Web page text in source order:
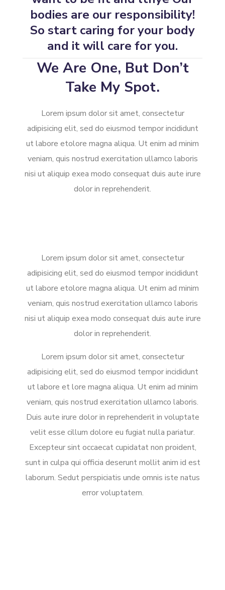
bodies are our responsibility!
So start caring for your body
and it will care for you.
We Are One, But Don’t
Take My Spot.
Lorem ipsum dolor sit amet, consectetur
adipisicing elit, sed do eiusmod tempor incididunt
ut labore etolore magna aliqua. Ut enim ad minim
veniam, quis nostrud exercitation ullamco laboris
nisi ut aliquip exea modo consequat duis aute irure
dolor in reprehenderit.
Lorem ipsum dolor sit amet, consectetur
adipisicing elit, sed do eiusmod tempor incididunt
ut labore etolore magna aliqua. Ut enim ad minim
veniam, quis nostrud exercitation ullamco laboris
nisi ut aliquip exea modo consequat duis aute irure
dolor in reprehenderit.
Lorem ipsum dolor sit amet, consectetur
adipisicing elit, sed do eiusmod tempor incididunt
ut labore et lore magna aliqua. Ut enim ad minim
veniam, quis nostrud exercitation ullamco laboris.
Duis aute irure dolor in reprehenderit in voluptate
velit esse cillum dolore eu fugiat nulla pariatur.
Excepteur sint occaecat cupidatat non proident,
sunt in culpa qui officia deserunt mollit anim id est
laborum. Sedut perspiciatis unde omnis iste natus
error voluptatem.